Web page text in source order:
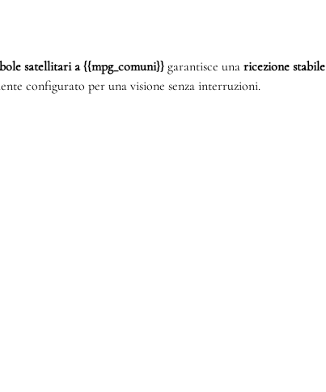
satellitari a {{mpg_comuni}}garantisce una ricezione stabile
configurato per una visione senza interruzioni.